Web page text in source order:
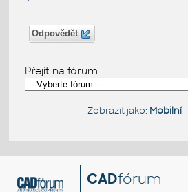
Odpovědět
Přejít na fórum
Zobrazit jako: Mobilní|
CADfórum